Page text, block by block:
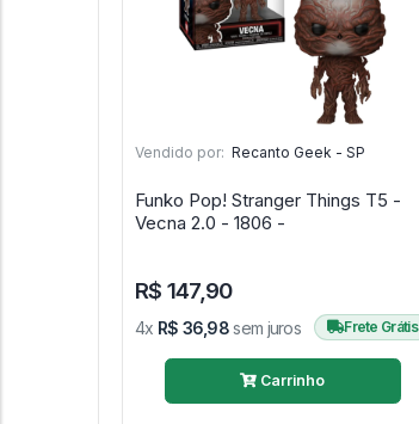
Vendido por: Recanto Geek - SP
Funko Pop! Stranger Things T5 -
Vecna 2.0 - 1806 -
R$ 147,90
4x R$ 36,98sem juros Frete Grátis
Carrinho